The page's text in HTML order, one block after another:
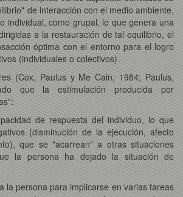
de interacción con el medio ambiente,
individual, como grupal, lo que genera una
a la restauración de tal equilibrio, el
óptima con el entorno para el logro
(individuales o colectivos).
(Cox, Paulus y Me Cain, 1984; Paulus,
que la estimulación producida por
de respuesta del individuo, lo que
(disminución de la ejecución, afecto
que se "acarrean" a otras situaciones
la persona ha dejado la situación de
la persona para implicarse en varias tareas